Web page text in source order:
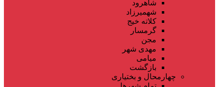
شاهرود
شهمیرزاد
کلاته خیج
گرمسار
مجن
مهدی شهر
میامی
بازگشت
چهارمحال و بختیاری